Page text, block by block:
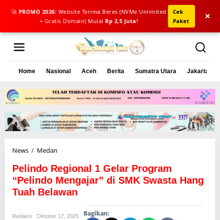
🚀 PROMO 2026: Website Terima Beres (NVMe Unlimited
+ Gratis Domain) Mulai Rp 2,5 Juta!
Cek
Paket
×
L
Home Nasional Aceh Berita Sumatra Utara Jakarta
News / Medan
l
i
d
R
Pelindo Regional 1 Gelar Program
“Pelindo Mengajar” di SMK Swasta Hang
Tuah Belawan
Redaksi
Oktober 17, 2025
Bagikan: